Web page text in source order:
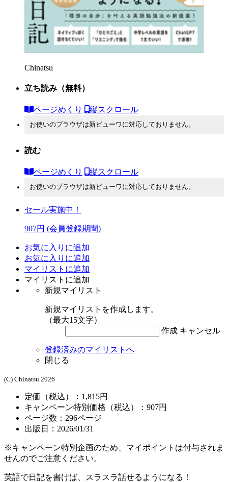
Chinatsu
立ち読み （無料）
ページめくり 縦スクロール
お使いのブラウザは新ビューワに対応しておりません。
読む
ページめくり 縦スクロール
お使いのブラウザは新ビューワに対応しておりません。
セール実施中！
907円 (会員登録期間)
お気に入りに追加
お気に入りに追加
マイリストに追加
マイリストに追加
新規マイリスト
新規マイリストを作成します。
（最大15文字）
作成 キャンセル
登録済みのマイリストへ
閉じる
(C) Chinatsu 2026
定価（税込）：1,815円
キャンペーン特別価格（税込）：907円
ページ数： 296ページ
出版日：2026/01/31
※キャンペーン特別企画のため、マイポイントは付与されま
せんのでご注意ください。
英語で日記を書けば、スラスラ話せるようになる！